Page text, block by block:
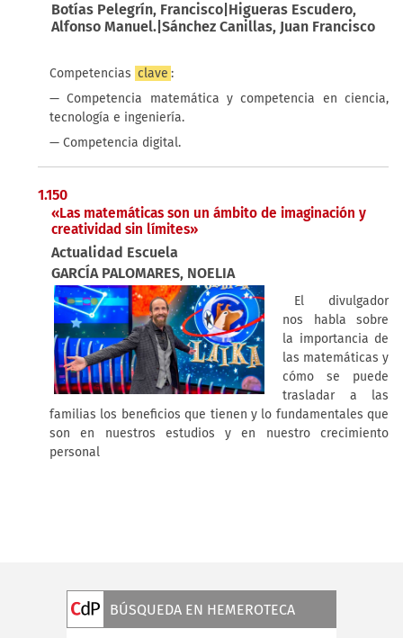
Botías Pelegrín, Francisco|Higueras Escudero,
Alfonso Manuel.|Sánchez Canillas, Juan Francisco
Competencias clave :
— Competencia matemática y competencia en ciencia,
tecnología e ingeniería.
— Competencia digital.
1.150
«Las matemáticas son un ámbito de imaginación y
creatividad sin límites»
Actualidad Escuela
GARCÍA PALOMARES, NOELIA
El divulgador
nos habla sobre
la importancia de
las matemáticas y
cómo se puede
trasladar a las
familias los beneficios que tienen y lo fundamentales que
son en nuestros estudios y en nuestro crecimiento
personal
BÚSQUEDA EN HEMEROTECA